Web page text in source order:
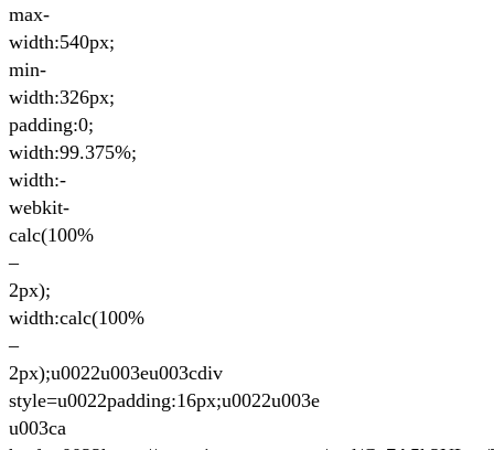
max-
width:540px;
min-
width:326px;
padding:0;
width:99.375%;
width:-
webkit-
calc(100%
–
2px);
width:calc(100%
–
2px);u0022u003eu003cdiv
style=u0022padding:16px;u0022u003e
u003ca